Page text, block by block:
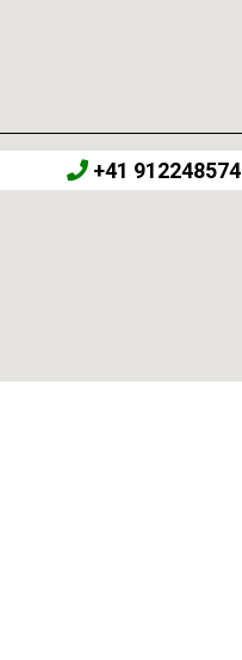
+41 912248574